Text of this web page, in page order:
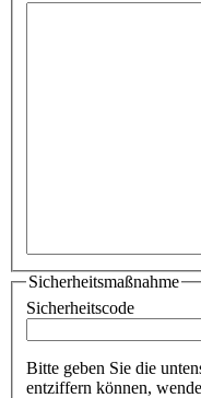
Sicherheitsmaßnahme
Sicherheitscode
Bitte geben Sie die
entziffern können,